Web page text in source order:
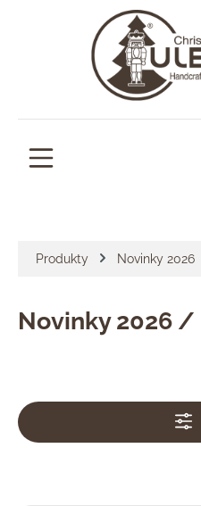
Produkty Novinky 2026
Novinky 2026 /